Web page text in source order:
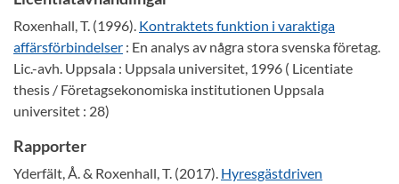
Roxenhall, T. (1996). Kontraktets funktion i varaktiga
affärsförbindelser : En analys av några stora svenska företag.
Lic.-avh. Uppsala : Uppsala universitet, 1996 ( Licentiate
thesis / Företagsekonomiska institutionen Uppsala
universitet : 28)
Rapporter
Yderfält, Å. & Roxenhall, T. (2017). Hyresgästdriven